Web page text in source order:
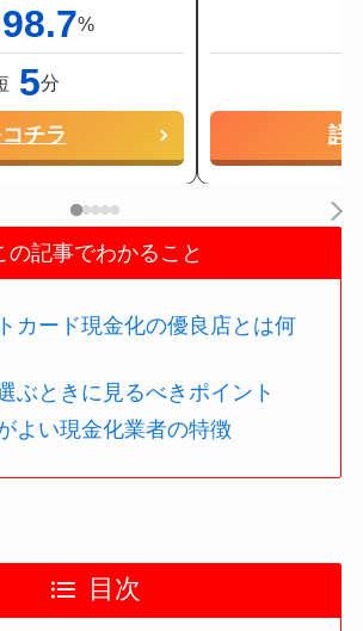
98.7%
5分
チラ 詳
クロールできます
の記事でわかること
カード現金化の優良店とは何
ぶときに見るべきポイント
よい現金化業者の特徴
目次